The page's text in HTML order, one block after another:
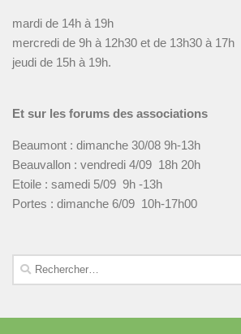
mardi de 14h à 19h
mercredi de 9h à 12h30 et de 13h30 à 17h
jeudi de 15h à 19h.
Et sur les forums des associations
Beaumont : dimanche 30/08 9h-13h
Beauvallon : vendredi 4/09 18h 20h
Etoile : samedi 5/09 9h -13h
Portes : dimanche 6/09 10h-17h00
Rechercher :